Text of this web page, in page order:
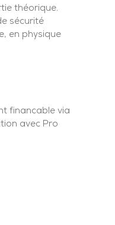
théorique.
sécurité
en physique
financable via
avec Pro